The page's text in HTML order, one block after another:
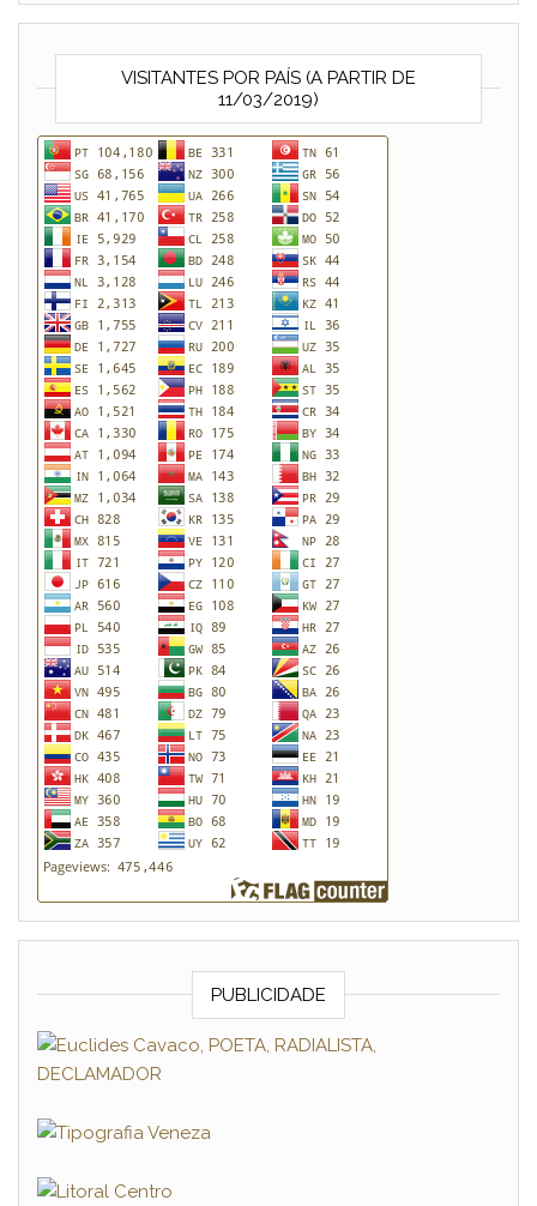
VISITANTES POR PAÍS (A PARTIR DE
11/03/2019)
PUBLICIDADE